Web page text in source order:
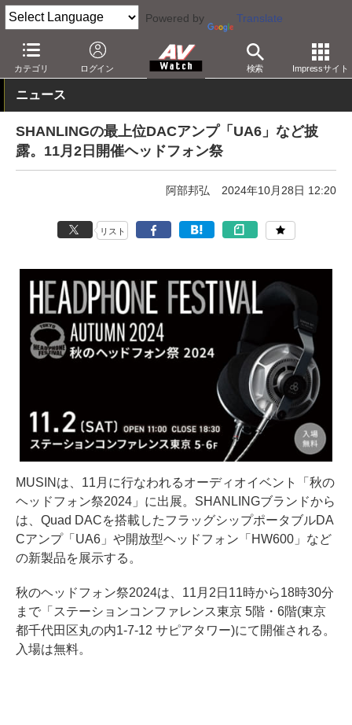
Powered by Translate
カテゴリ ログイン 検索 Impressサイト
AV Watch イベント ヘッドフォン祭
ニュース
SHANLINGの最上位DACアンプ「UA6」など披
露。11月2日開催ヘッドフォン祭
阿部邦弘 2024年10月28日 12:20
リスト
MUSINは、11月に行なわれるオーディオイベント「秋の
ヘッドフォン祭2024」に出展。SHANLINGブランドから
は、Quad DACを搭載したフラッグシップポータブルDA
Cアンプ「UA6」や開放型ヘッドフォン「HW600」など
の新製品を展示する。
秋のヘッドフォン祭2024は、11月2日11時から18時30分
まで「ステーションコンファレンス東京 5階・6階(東京
都千代田区丸の内1-7-12 サピアタワー)にて開催される。
入場は無料。